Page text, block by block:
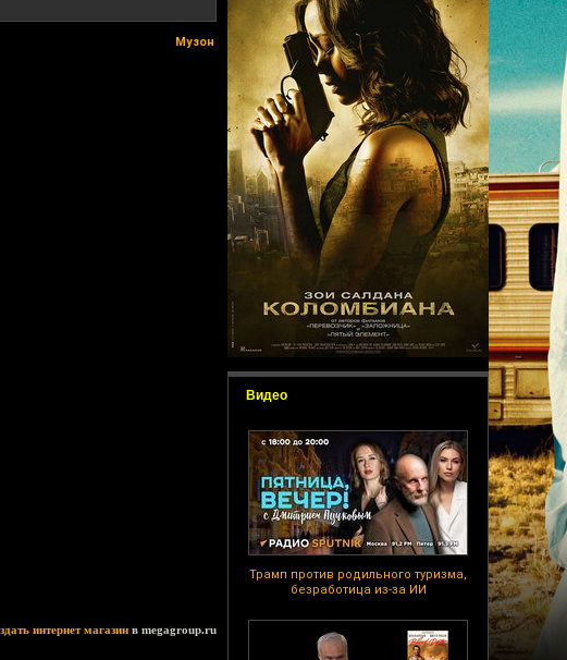
Видео
Трамп против родильного туризма,
безработица из-за ИИ
Музон
интернет магазин в megagroup.ru